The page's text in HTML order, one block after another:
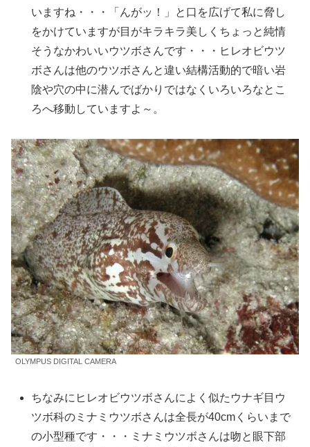
いますね・・・「んがッ！」と口を広げて私に脅し
をかけていますが目がキラキラ美しくちょっと純情
そうなかわいいウツボさんです・・・ヒレオビウツ
ボさんは他のウツボさんと違い結構活動的で暗い岩
陰や穴の中に潜んでばかりではなくいろいろなとこ
ろへ移動していますよ～。
OLYMPUS DIGITAL CAMERA
ちなみにヒレオビウツボさんによく似たウナギ目ウ
ツボ科のミナミウツボさんは全長が40cmくらいまで
の小型種です・・・ミナミウツボさんは吻と眼下部